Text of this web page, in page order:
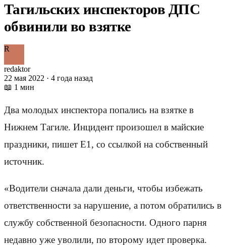
Тагильских инспекторов ДПС
обвинили во взятке
R
redaktor
22 мая 2022 · 4 года назад
📖 1 мин
Два молодых инспектора попались на взятке в
Нижнем Тагиле. Инцидент произошел в майские
праздники, пишет Е1, со ссылкой на собственный
источник.
«Водители сначала дали деньги, чтобы избежать
ответственности за нарушение, а потом обратились в
службу собственной безопасности. Одного парня
недавно уже уволили, по второму идет проверка.